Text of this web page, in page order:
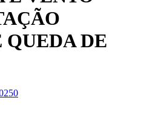
DE
0